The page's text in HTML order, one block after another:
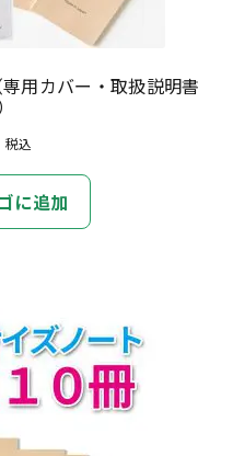
用カバー・取扱説明書
税込
に追加